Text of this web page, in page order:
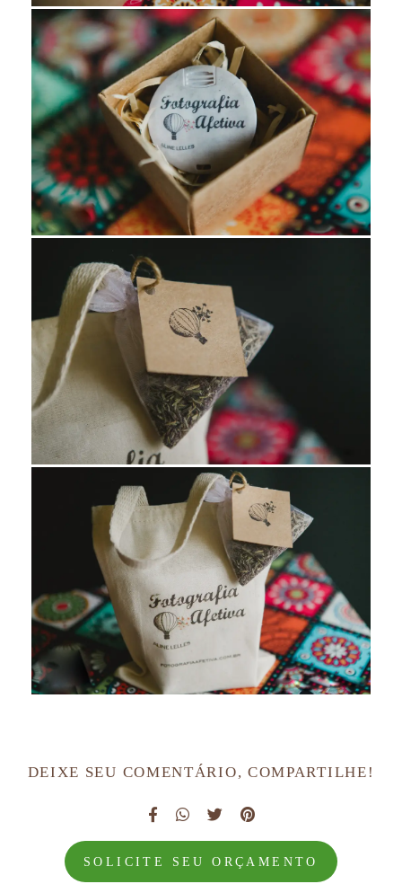
DEIXE SEU COMENTÁRIO, COMPARTILHE!
SOLICITE SEU ORÇAMENTO